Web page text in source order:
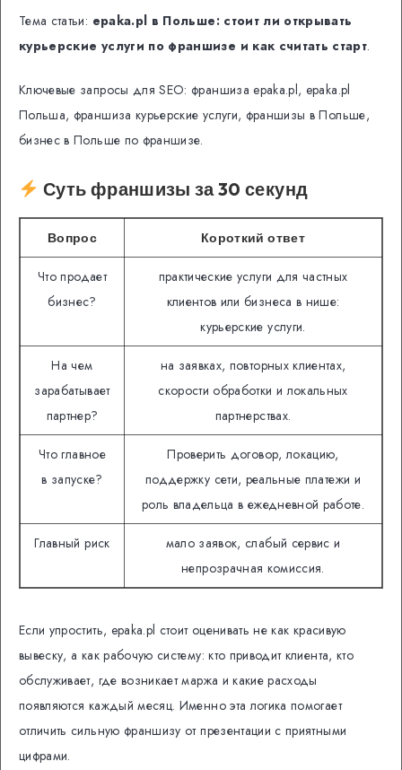
Тема статьи: epaka.pl в Польше: стоит ли открывать
курьерские услуги по франшизе и как считать старт.
Ключевые запросы для SEO: франшиза epaka.pl, epaka.pl
Польша, франшиза курьерские услуги, франшизы в Польше,
бизнес в Польше по франшизе.
Суть франшизы за 30 секунд
Вопрос Короткий ответ
Что продает
бизнес?
практические услуги для частных
клиентов или бизнеса в нише:
курьерские услуги.
На чем
зарабатывает
партнер?
на заявках, повторных клиентах,
скорости обработки и локальных
партнерствах.
Что главное
в запуске?
Проверить договор, локацию,
поддержку сети, реальные платежи и
роль владельца в ежедневной работе.
Главный риск
мало заявок, слабый сервис и
непрозрачная комиссия.
Если упростить, epaka.pl стоит оценивать не как красивую
вывеску, а как рабочую систему: кто приводит клиента, кто
обслуживает, где возникает маржа и какие расходы
появляются каждый месяц. Именно эта логика помогает
отличить сильную франшизу от презентации с приятными
цифрами.